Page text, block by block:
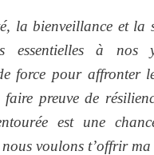
la bienveillance et la
essentielles à
force pour affronter
preuve de
est une
voulons t’offrir